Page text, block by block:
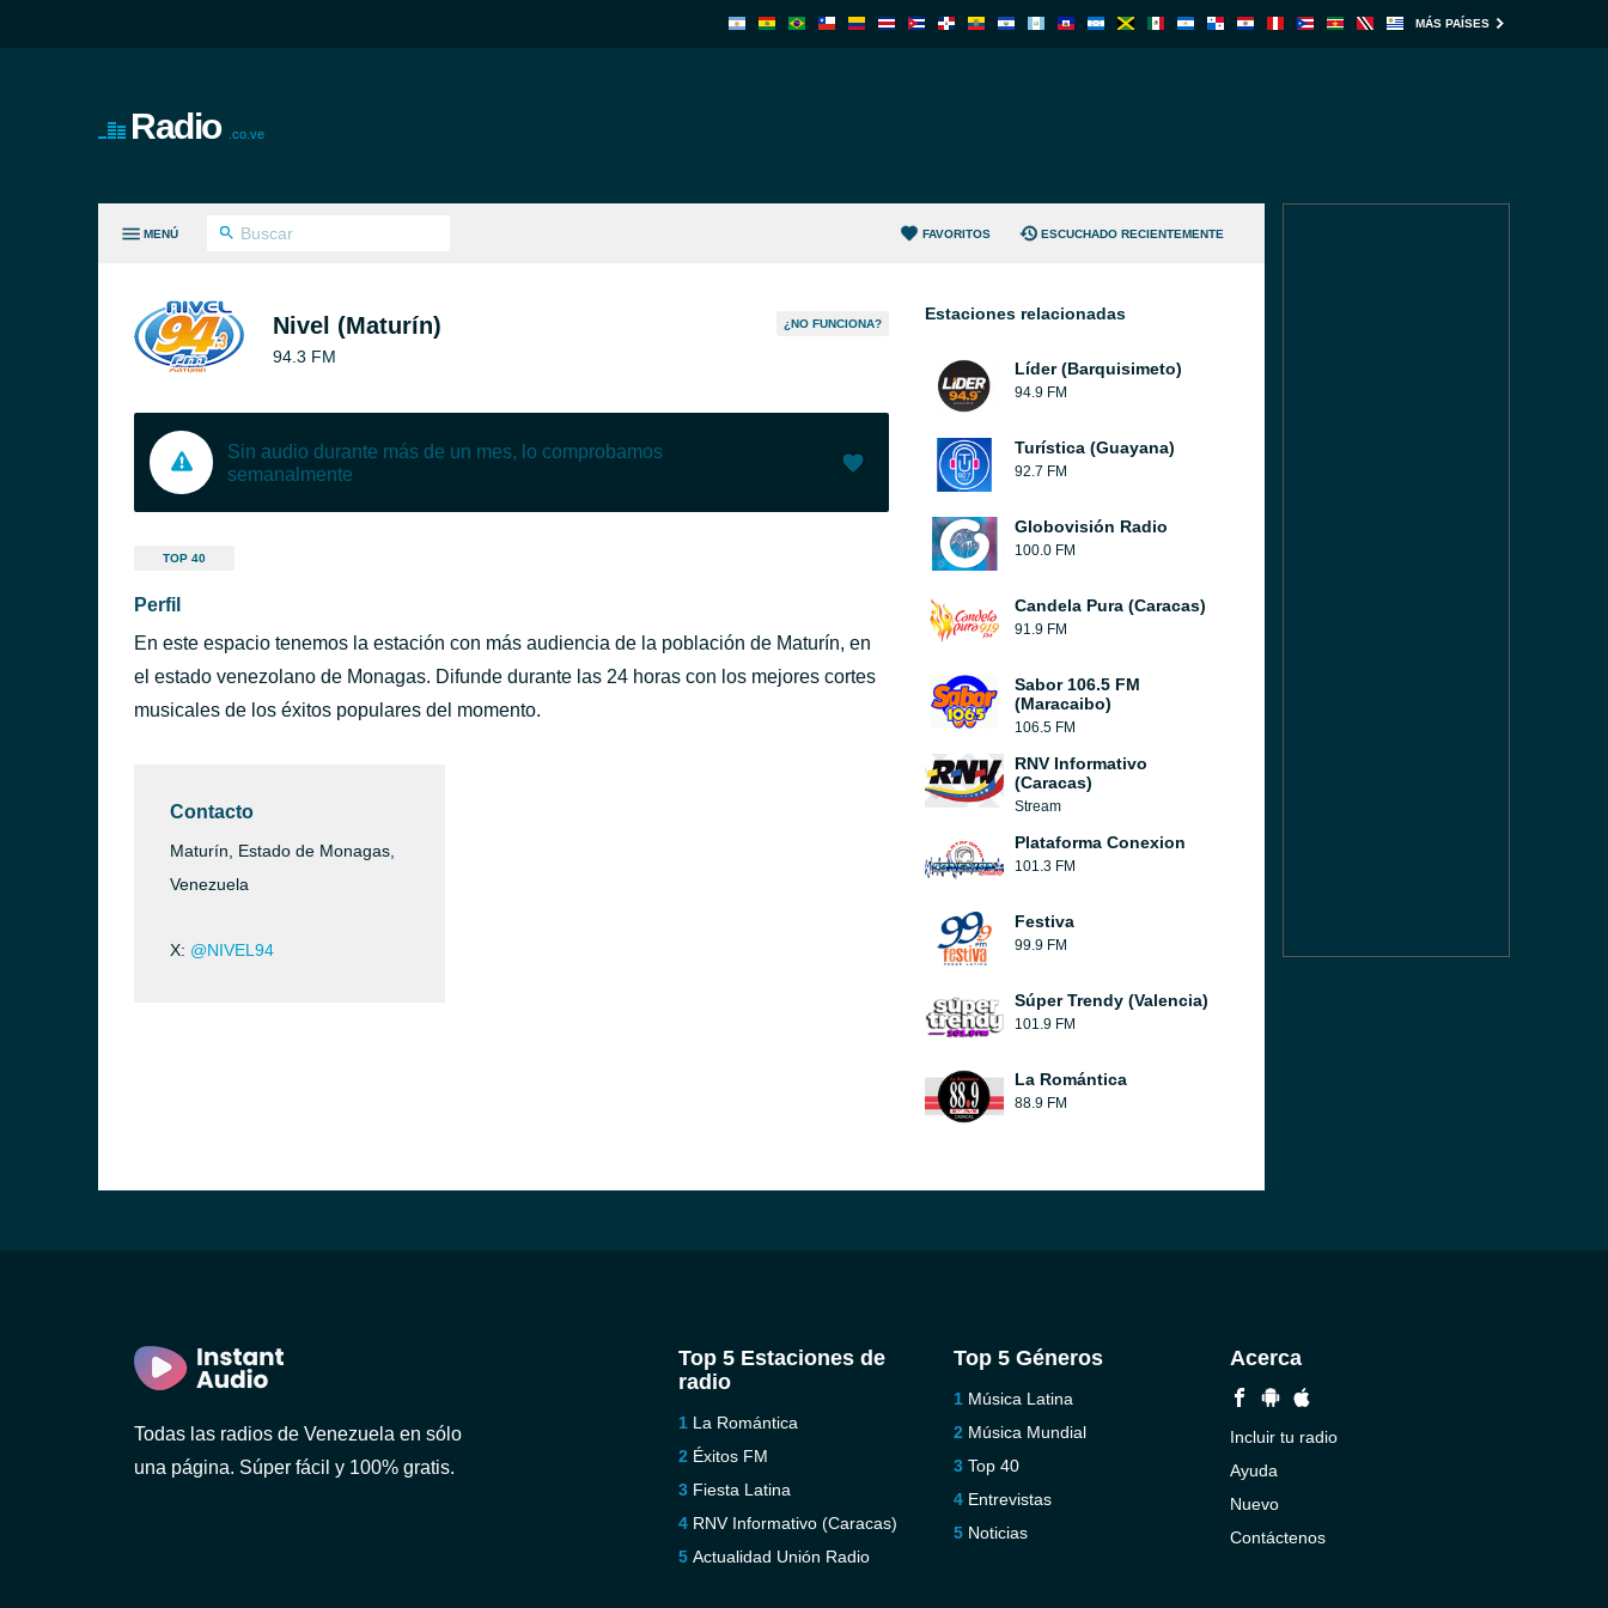
MÁS PAÍSES
Radio .co.ve
MENÚ FAVORITOS ESCUCHADO RECIENTEMENTE
Nivel (Maturín)
94.3 FM
¿NO FUNCIONA?
Sin audio durante más de un mes, lo comprobamos
semanalmente
TOP 40
Perfil
En este espacio tenemos la estación con más audiencia de la población de Maturín, en
el estado venezolano de Monagas. Difunde durante las 24 horas con los mejores cortes
musicales de los éxitos populares del momento.
Contacto
Maturín, Estado de Monagas,
Venezuela
X: @NIVEL94
Estaciones relacionadas
Líder (Barquisimeto)
94.9 FM
Turística (Guayana)
92.7 FM
Globovisión Radio
100.0 FM
Candela Pura (Caracas)
91.9 FM
Sabor 106.5 FM
(Maracaibo)
106.5 FM
RNV Informativo
(Caracas)
Stream
Plataforma Conexion
101.3 FM
Festiva
99.9 FM
Súper Trendy (Valencia)
101.9 FM
La Romántica
88.9 FM
Todas las radios de Venezuela en sólo
una página. Súper fácil y 100% gratis.
Top 5 Estaciones de
radio
La Romántica
Éxitos FM
Fiesta Latina
RNV Informativo (Caracas)
Actualidad Unión Radio
Top 5 Géneros
Música Latina
Música Mundial
Top 40
Entrevistas
Noticias
Acerca
Incluir tu radio
Ayuda
Nuevo
Contáctenos